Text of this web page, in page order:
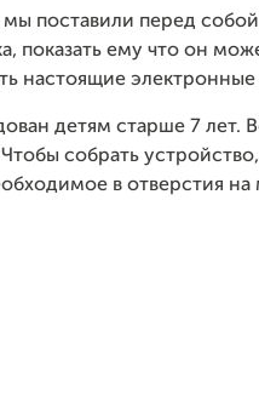
мы поставили перед
показать ему что он
настоящие электронные
детям старше 7 лет.
собрать
в отверстия на